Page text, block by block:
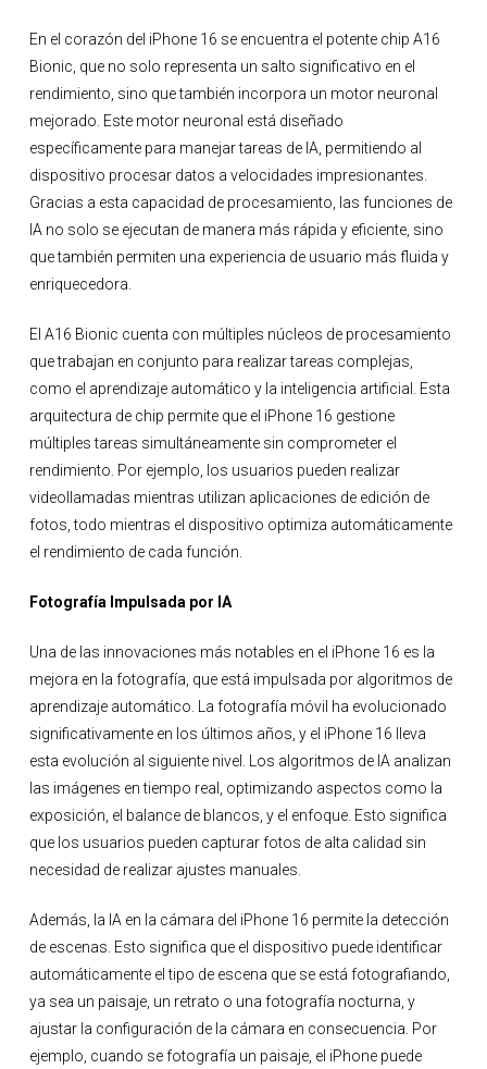
En el corazón del iPhone 16 se encuentra el potente chip A16
Bionic, que no solo representa un salto significativo en el
rendimiento, sino que también incorpora un motor neuronal
mejorado. Este motor neuronal está diseñado
específicamente para manejar tareas de IA, permitiendo al
dispositivo procesar datos a velocidades impresionantes.
Gracias a esta capacidad de procesamiento, las funciones de
IA no solo se ejecutan de manera más rápida y eficiente, sino
que también permiten una experiencia de usuario más fluida y
enriquecedora.
El A16 Bionic cuenta con múltiples núcleos de procesamiento
que trabajan en conjunto para realizar tareas complejas,
como el aprendizaje automático y la inteligencia artificial. Esta
arquitectura de chip permite que el iPhone 16 gestione
múltiples tareas simultáneamente sin comprometer el
rendimiento. Por ejemplo, los usuarios pueden realizar
videollamadas mientras utilizan aplicaciones de edición de
fotos, todo mientras el dispositivo optimiza automáticamente
el rendimiento de cada función.
Fotografía Impulsada por IA
Una de las innovaciones más notables en el iPhone 16 es la
mejora en la fotografía, que está impulsada por algoritmos de
aprendizaje automático. La fotografía móvil ha evolucionado
significativamente en los últimos años, y el iPhone 16 lleva
esta evolución al siguiente nivel. Los algoritmos de IA analizan
las imágenes en tiempo real, optimizando aspectos como la
exposición, el balance de blancos, y el enfoque. Esto significa
que los usuarios pueden capturar fotos de alta calidad sin
necesidad de realizar ajustes manuales.
Además, la IA en la cámara del iPhone 16 permite la detección
de escenas. Esto significa que el dispositivo puede identificar
automáticamente el tipo de escena que se está fotografiando,
ya sea un paisaje, un retrato o una fotografía nocturna, y
ajustar la configuración de la cámara en consecuencia. Por
ejemplo, cuando se fotografía un paisaje, el iPhone puede